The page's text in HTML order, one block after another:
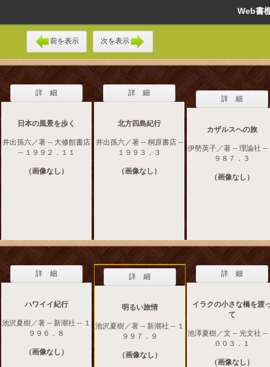
Web
前を表示 次を表示
詳 細
日本の風景を歩く
井出孫六／著 -- 大修館書店
-- １９９２．１１
（画像なし）
詳 細
北方四島紀行
井出孫六／著 -- 桐原書店 --
１９９３．３
（画像なし）
詳 細
カザルスへの旅
伊勢英子／著 -- 理論社 --
９８７．３
（画像なし）
詳 細
ハワイイ紀行
池沢夏樹／著 -- 新潮社 -- １
９９６．８
（画像なし）
詳 細
明るい旅情
池沢夏樹／著 -- 新潮社 -- １
９９７．９
（画像なし）
詳 細
イラクの小さな橋を渡
て
池澤夏樹／文 -- 光文社 --
００３．１
（画像なし）